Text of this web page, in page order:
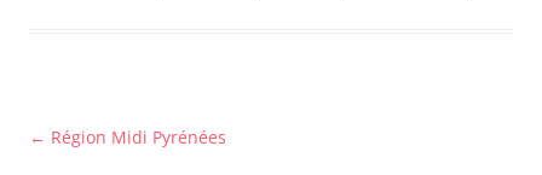
Navigation
← Région Midi Pyrénées